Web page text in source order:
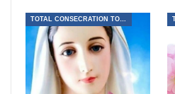
TOTAL CONSECRATION TO JESUS THROUGH MARY